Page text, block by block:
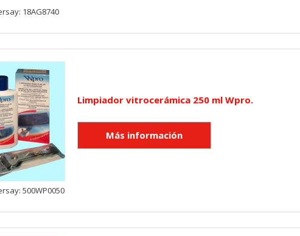
18AG8740
Limpiador vitrocerámica 250 ml Wpro.
500WP0050
desde la sección "Configuración de cookies" al pie de la página.